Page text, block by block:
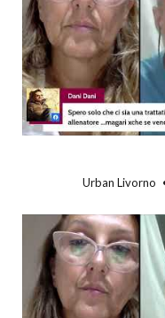
Urban Livorno